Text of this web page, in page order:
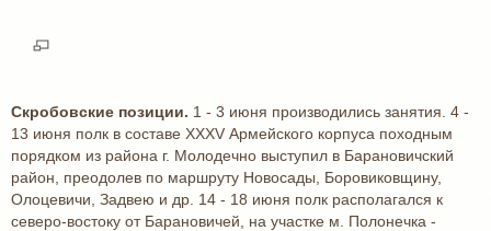
Скробовские позиции. 1 - 3 июня производились занятия. 4 -
13 июня полк в составе XXXV Армейского корпуса походным
порядком из района г. Молодечно выступил в Барановичский
район, преодолев по маршруту Новосады, Боровиковщину,
Олоцевичи, Задвею и др. 14 - 18 июня полк располагался к
северо-востоку от Барановичей, на участке м. Полонечка -